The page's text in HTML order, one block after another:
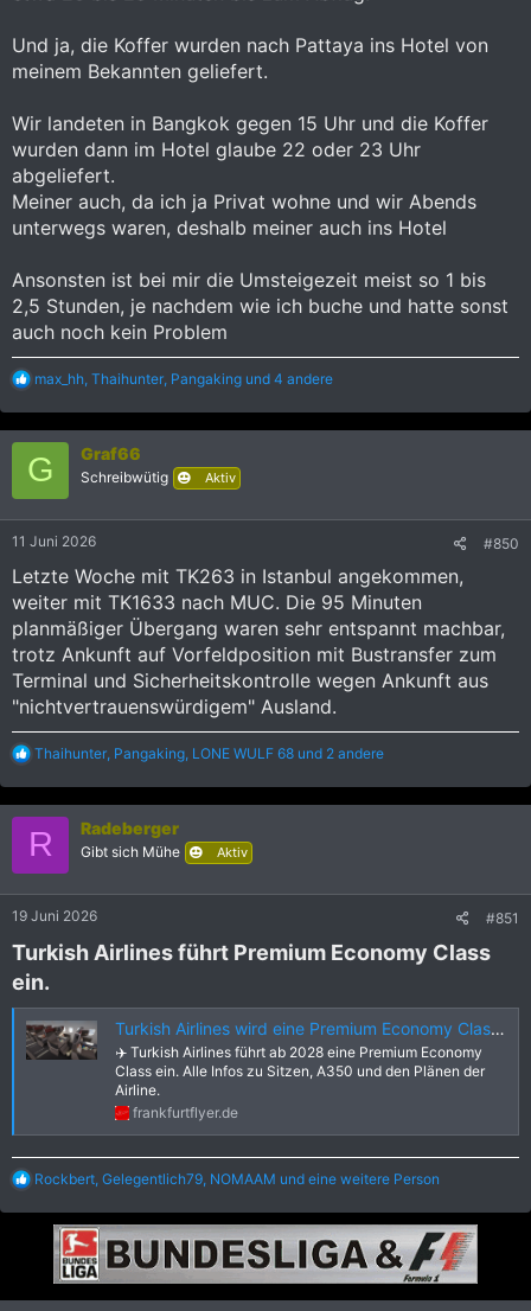
Und ja, die Koffer wurden nach Pattaya ins Hotel von
meinem Bekannten geliefert.
Wir landeten in Bangkok gegen 15 Uhr und die Koffer
wurden dann im Hotel glaube 22 oder 23 Uhr
abgeliefert.
Meiner auch, da ich ja Privat wohne und wir Abends
unterwegs waren, deshalb meiner auch ins Hotel
Ansonsten ist bei mir die Umsteigezeit meist so 1 bis
2,5 Stunden, je nachdem wie ich buche und hatte sonst
auch noch kein Problem
R
a
k
i
n
:
max_hh Thaihunter Pangaking und 4 andere
G Graf66
Schreibwütig Aktiv
11 Juni 2026 #850
Letzte Woche mit TK263 in Istanbul angekommen,
weiter mit TK1633 nach MUC. Die 95 Minuten
planmäßiger Übergang waren sehr entspannt machbar,
trotz Ankunft auf Vorfeldposition mit Bustransfer zum
Terminal und Sicherheitskontrolle wegen Ankunft aus
"nichtvertrauenswürdigem" Ausland.
R
a
k
i
n
Thaihunter Pangaking LONE WULF 68 und 2 andere
R Radeberger
Gibt sich Mühe Aktiv
19 Juni 2026 #851
Turkish Airlines führt Premium Economy Class
ein.​
Turkish Airlines wird eine Premium Economy Class einführen - Frankfurtflyer.de
✈️ Turkish Airlines führt ab 2028 eine Premium Economy
Class ein. Alle Infos zu Sitzen, A350 und den Plänen der
Airline.
frankfurtflyer.de
R
a
Rockbert Gelegentlich79 NOMAAM und eine weitere Person